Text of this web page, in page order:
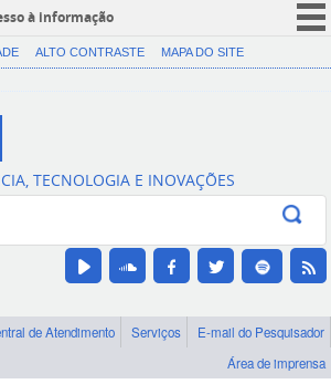
à informação
CORONAVÍRUS (COVID-19)
Canais
ALTO CONTRASTE MAPA DO SITE
TECNOLOGIA E INOVAÇÕES
de Atendimento Serviços
E-mail do Pesquisador
Área de imprensa